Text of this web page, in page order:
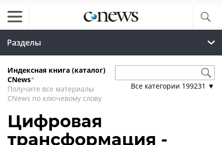
Разделы
Индексная книга (каталог)
CNews*
Получите все материалы
CNews по ключевому слову
Все категории 199231 ▼
Цифровая
трансформация -